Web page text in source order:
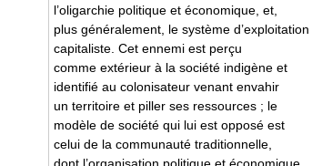
l’oligarchie politique et économique, et,
plus généralement, le système d’exploitation
capitaliste. Cet ennemi est perçu
comme extérieur à la société indigène et
identifié au colonisateur venant envahir
un territoire et piller ses ressources ; le
modèle de société qui lui est opposé est
celui de la communauté traditionnelle,